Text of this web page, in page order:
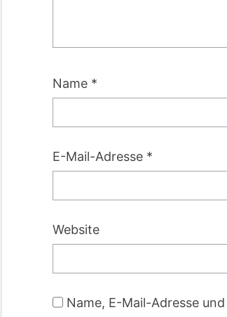
Name *
E-Mail-Adresse *
Website
Name, E-Mail-Adresse